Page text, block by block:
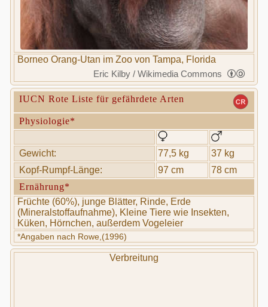
Borneo Orang-Utan im Zoo von Tampa, Florida
Eric Kilby / Wikimedia Commons
IUCN Rote Liste für gefährdete Arten
Physiologie*
Gewicht: 77,5 kg
37 kg
Kopf-Rumpf-Länge:
97 cm
78 cm
Ernährung*
Früchte (60%), junge Blätter, Rinde, Erde
(Mineralstoffaufnahme), Kleine Tiere wie Insekten,
Küken, Hörnchen, außerdem Vogeleier
*Angaben nach Rowe,(1996)
Verbreitung